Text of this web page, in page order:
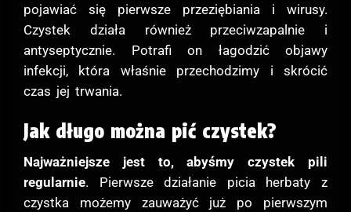
pojawiać się pierwsze przeziębiania i wirusy.
Czystek działa również przeciwzapalnie i
antyseptycznie. Potrafi on łagodzić objawy
infekcji, która właśnie przechodzimy i skrócić
czas jej trwania.
Jak długo można pić czystek?
Najważniejsze jest to, abyśmy czystek pili
regularnie. Pierwsze działanie picia herbaty z
czystka możemy zauważyć już po pierwszym